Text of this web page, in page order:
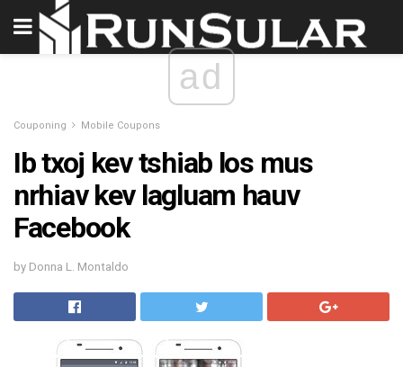
ad
Couponing Mobile Coupons
Ib txoj kev tshiab los mus
nrhiav kev lagluam hauv
Facebook
by Donna L. Montaldo